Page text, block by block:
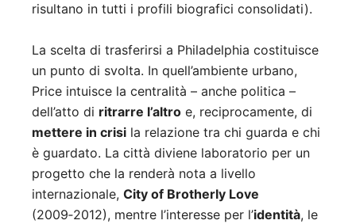
risultano in tutti i profili biografici consolidati).
La scelta di trasferirsi a Philadelphia costituisce
un punto di svolta. In quell’ambiente urbano,
Price intuisce la centralità – anche politica –
dell’atto di ritrarre l’altro e, reciprocamente, di
mettere in crisi la relazione tra chi guarda e chi
è guardato. La città diviene laboratorio per un
progetto che la renderà nota a livello
internazionale, City of Brotherly Love
(2009‑2012), mentre l’interesse per l’identità, le